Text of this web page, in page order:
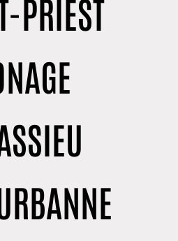
PRIEST